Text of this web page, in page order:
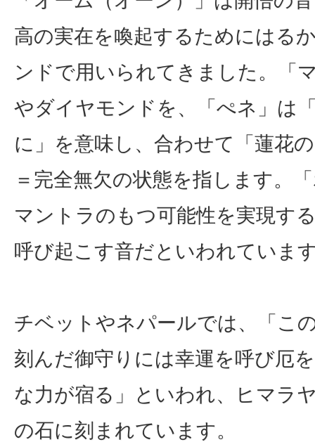
高の実在を喚起するためにはる
ンドで用いられてきました。「
やダイヤモンドを、「ぺネ」は
に」を意味し、合わせて「蓮花
＝完全無欠の状態を指します。
マントラのもつ可能性を実現す
呼び起こす音だといわれていま
チベットやネパールでは、「こ
刻んだ御守りには幸運を呼び厄
な力が宿る」といわれ、ヒマラ
の石に刻まれています。